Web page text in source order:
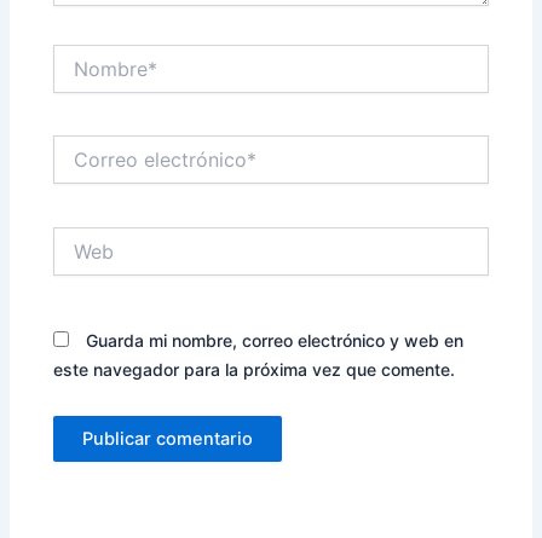
electrónico*
Guarda mi nombre, correo electrónico y web en
este navegador para la próxima vez que comente.